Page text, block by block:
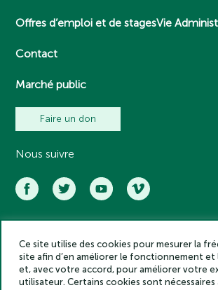
Offres d’emploi et de stages
Contact
Marché public
Vie
Faire un don
Nous suivre
Académie des inscriptions et belles lettres –
2025
Politique de
Ce site utilise des cookies pour mesurer la
site afin d’en améliorer le fonctionnement et
et, avec votre accord, pour améliorer votre
utilisateur. Certains cookies sont nécessaires